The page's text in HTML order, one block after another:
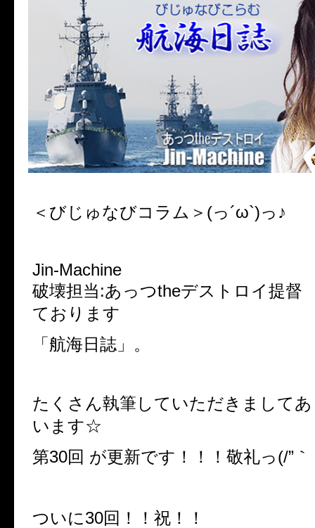
＜びじゅなびコラム＞(っ´ω`)っ♪
Jin-Machine
破壊担当:あっつtheデストロイ提
ております
「航海日誌」。
たくさん執筆していただきまして
います☆
第30回 が更新です！！！敬礼っ(/”
ついに30回！！祝！！